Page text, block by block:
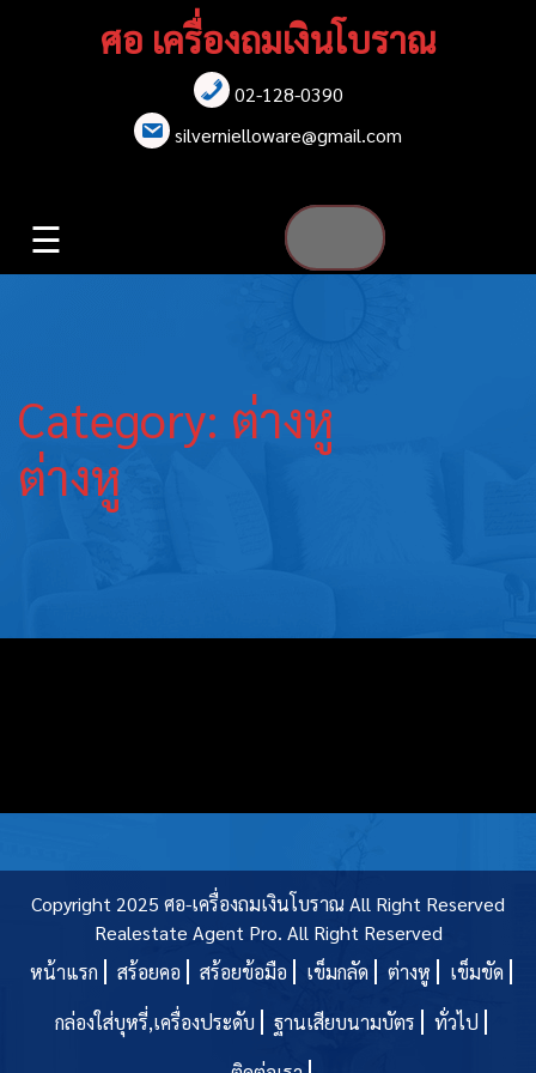
ศอ เครื่องถมเงินโบราณ
02-128-0390
silvernielloware@gmail.com
สร้อยข้อมือ
เข็มขัด
กล่องใส่
ฐานเสียบ
ติดต่อเรา
Thai
☰
Category: ต่างหู
ต่างหู
Copyright 2025 ศอ-เครื่องถมเงินโบราณ All Right Reserved
Realestate Agent Pro. All Right Reserved
หน้าแรก
สร้อยคอ สร้อยข้อมือ เข็มกลัด ต่างหู
เข็มขัด
กล่องใส่บุหรี่,เครื่องประดับ
ฐานเสียบนามบัตร
ทั่วไป